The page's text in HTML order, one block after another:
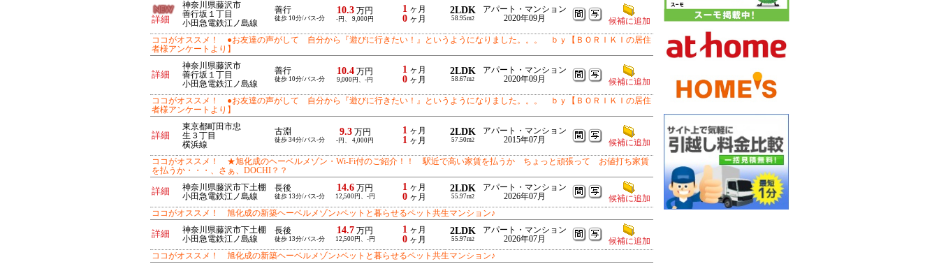
詳細
神奈川県藤沢市
善行坂１丁目
小田急電鉄江ノ島線
善行
徒歩 10分/バス-分
10.3 万円
-円、 9,000円
1 ヶ月
0ヶ月
2LDK
58.95m2
アパート・マンション
2020年09月
候補に追加
ココがオススメ！ ●お友達の声がして 自分から『遊びに行きたい！』というようになりました。。。 ｂｙ【ＢＯＲＩＫＩの居住
者様アンケートより】
詳細
神奈川県藤沢市
善行坂１丁目
小田急電鉄江ノ島線
善行
徒歩 10分/バス-分
10.4 万円
9,000円、-円
1 ヶ月
0ヶ月
2LDK
58.67m2
アパート・マンション
2020年09月
候補に追加
ココがオススメ！ ●お友達の声がして 自分から『遊びに行きたい！』というようになりました。。。 ｂｙ【ＢＯＲＩＫＩの居住
者様アンケートより】
詳細
東京都町田市忠
生３丁目
横浜線
古淵
徒歩 34分/バス-分
9.3万円
-円、 4,000円
1 ヶ月
1 ヶ月
2LDK
57.50m2
アパート・マンション
2015年07月
候補に追加
ココがオススメ！ ★旭化成のヘーベルメゾン・Wi-Fi付のご紹介！！ 駅近で高い家賃を払うか ちょっと頑張って お値打ち家賃
を払うか・・・、さぁ、DOCHI？？
詳細
神奈川県藤沢市下土棚
小田急電鉄江ノ島線
長後
徒歩 13分/バス-分
14.6 万円
12,500円、-円
1 ヶ月
0ヶ月
2LDK
55.97m2
アパート・マンション
2026年07月
候補に追加
ココがオススメ！ 旭化成の新築ヘーベルメゾン♪ペットと暮らせるペット共生マンション♪
詳細
神奈川県藤沢市下土棚
小田急電鉄江ノ島線
長後
徒歩 13分/バス-分
14.7 万円
12,500円、-円
1 ヶ月
0ヶ月
2LDK
55.97m2
アパート・マンション
2026年07月
候補に追加
ココがオススメ！ 旭化成の新築ヘーベルメゾン♪ペットと暮らせるペット共生マンション♪